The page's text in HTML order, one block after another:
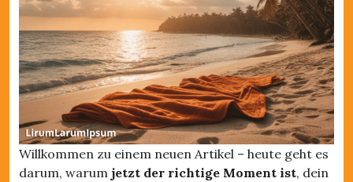
Willkommen zu einem neuen Artikel – heute geht es
darum, warum jetzt der richtige Moment ist, dein